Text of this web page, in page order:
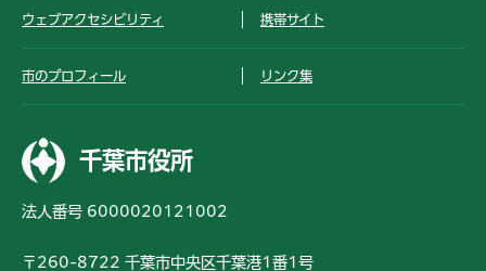
ウェブアクセシビリティ 携帯サイト
市のプロフィール リンク集
千葉市役所
法人番号 6000020121002
〒260-8722 千葉市中央区千葉港1番1号